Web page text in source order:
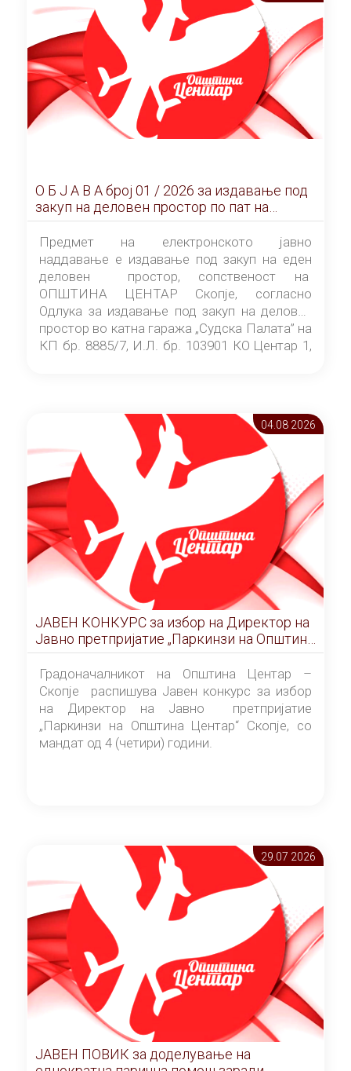
О Б Ј А В А брoj 01 / 2026 за издавање под
закуп на деловен простор по пат на
ЕЛЕКТРОНСКО ЈАВНО НАДДАВАЊЕ
Предмет на електронското јавно
наддавање е издавање под закуп на еден
деловен простор, сопственост на
ОПШТИНА ЦЕНТАР Скопје, согласно
Одлука за издавање под закуп на деловен
простор во катна гаража „Судска Палата” на
КП бр. 8885/7, И.Л. бр. 103901 КО Центар 1,
Скопје” број 9/2026), за времетраење од 3
(три) години од денот на потпишувањето на
Договорот за закуп со најповолниот
понудувач.
04.08 2026
ЈАВЕН КОНКУРС за избор на Директор на
Јавно претпријатие „Паркинзи на Општина
Центар“ – Скопје
Градоначалникот на Општина Центар –
Скопје распишува Јавен конкурс за избор
на Директор на Јавно претпријатие
„Паркинзи на Општина Центар“ Скопје, со
мандат од 4 (четири) години.
29.07 2026
ЈАВЕН ПОВИК за доделување на